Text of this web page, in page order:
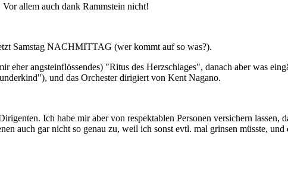
allem auch dank Rammstein nicht!
Samstag NACHMITTAG (wer kommt auf so was?).
eher angsteinflössendes) "Ritus des Herzschlages", danach aber was
und das Orchester dirigiert von Kent Nagano.
Ich habe mir aber von respektablen Personen versichern
auch gar nicht so genau zu, weil ich sonst evtl. mal grinsen müsste,